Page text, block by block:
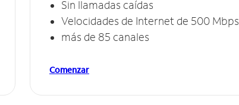
Sin llamadas caídas
Velocidades de Internet de 500 Mbps
más de 85 canales
Comenzar